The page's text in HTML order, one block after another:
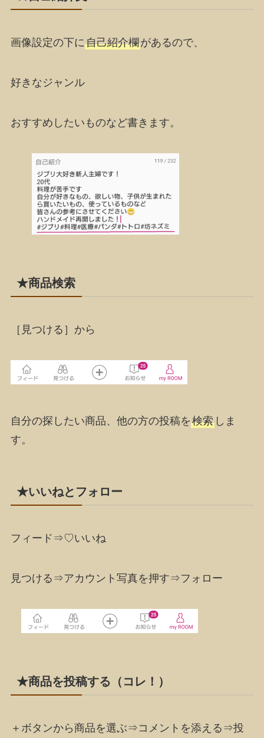
画像設定の下に自己紹介欄があるので、
好きなジャンル
おすすめしたいものなど書きます。
★商品検索
［見つける］ から
自分の探したい商品、他の方の投稿を検索しま
す。
★いいねとフォロー
フィード⇒♡いいね
見つける⇒アカウント写真を押す⇒フォロー
★商品を投稿する（コレ！）
＋ボタンから商品を選ぶ⇒コメントを添える⇒投